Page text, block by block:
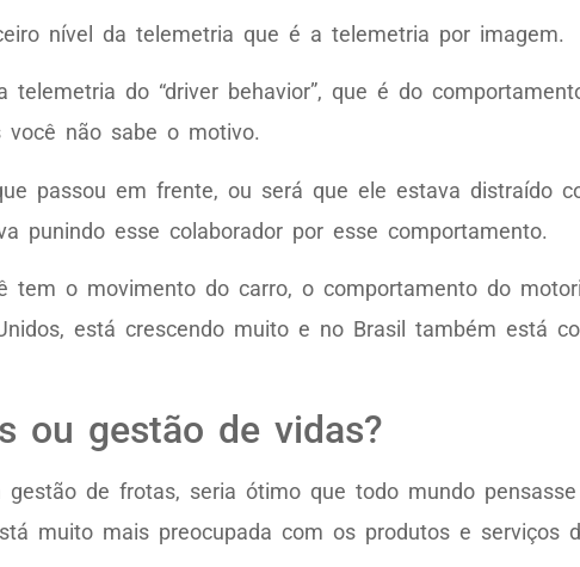
nível da telemetria que é a telemetria por imagem.
telemetria do “driver behavior”, que é do
você não sabe o motivo.
passou em frente, ou será que ele estava distraído
punindo esse colaborador por esse comportamento.
tem o movimento do carro, o comportamento do
está crescendo muito e no Brasil também está
ou gestão de vidas?
gestão de frotas, seria ótimo que todo mundo
muito mais preocupada com os produtos e serviços